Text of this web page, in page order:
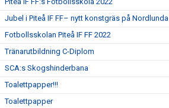
Jubel i Piteå IF FF– nytt konstgräs på Nordlunda
Fotbollsskolan Piteå IF FF 2022
Tränarutbildning C-Diplom
SCA:s Skogshinderbana
Toalettpapper!!!
Toalettpapper